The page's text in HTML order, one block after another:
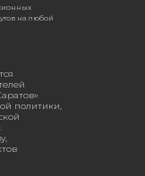
политики,
на любой